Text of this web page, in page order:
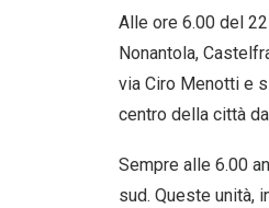
Alle ore 6.00 del
Nonantola,
via Ciro Menotti e
centro della città
Sempre alle 6.00
sud. Queste unità,